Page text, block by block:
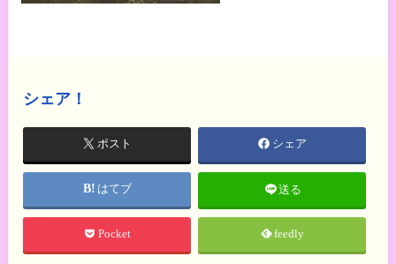
シェア！
ポスト シェア
はてブ 送る
Pocket feedly